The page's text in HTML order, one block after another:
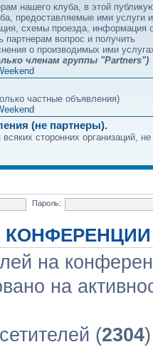
нашего клуба, в этой
предоставляемые ими услуги
схемы проезда, информация
партнерам вопрос и получить
о производимых ими
членам группы "Partners")
частные объявления)
(не партнеры).
сторонних организаций,
Пароль:
КОНФЕРЕНЦИИ
на
на
(2304